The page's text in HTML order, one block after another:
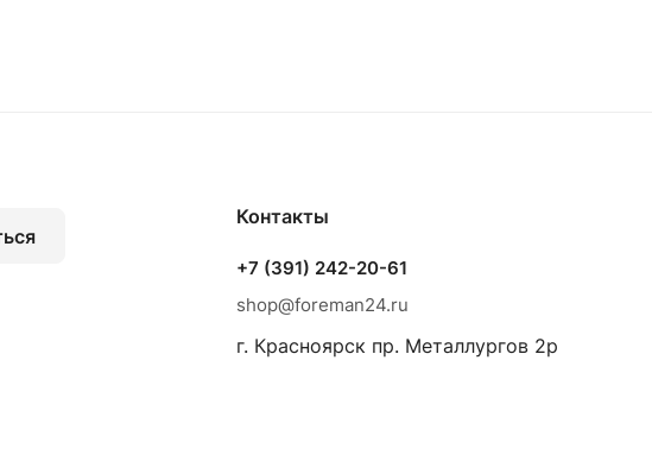
Контакты
+7 (391) 242-20-61
shop@foreman24.ru
г. Красноярск пр. Металлургов 2р